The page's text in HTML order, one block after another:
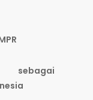
sebagai